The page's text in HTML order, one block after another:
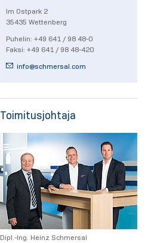
Im Ostpark 2
35435 Wettenberg
Puhelin: +49 641 / 98 48-0
Faksi: +49 641 / 98 48-420
info@schmersal.com
Toimitusjohtaja
Dipl.-Ing. Heinz Schmersal